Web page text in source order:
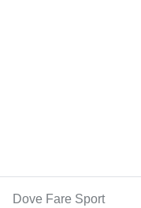
Dove Fare Sport